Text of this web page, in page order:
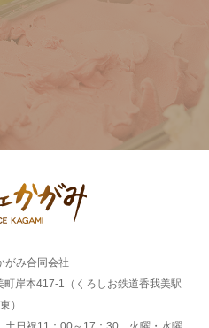
がみ合同会社
岸本417-1（くろしお鉄道香我美駅
東）